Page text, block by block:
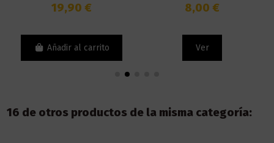
19,90 €
Añadir al carrito
8,00 €
Ver
16 de otros productos de la misma categoría: